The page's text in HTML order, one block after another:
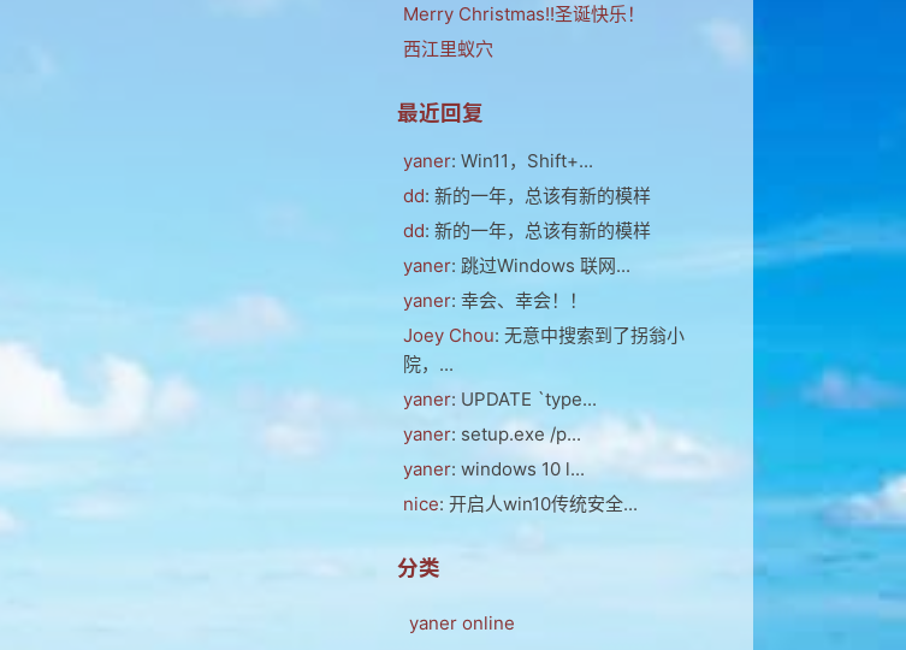
Merry Christmas!!圣诞快乐！
西江里蚁穴
最近回复
yaner: Win11，Shift+...
dd: 新的一年，总该有新的模样
dd: 新的一年，总该有新的模样
yaner: 跳过Windows 联网...
yaner: 幸会、幸会！！
Joey Chou: 无意中搜索到了拐翁小
院，...
yaner: UPDATE `type...
yaner: setup.exe /p...
yaner: windows 10 l...
nice: 开启人win10传统安全...
分类
yaner online